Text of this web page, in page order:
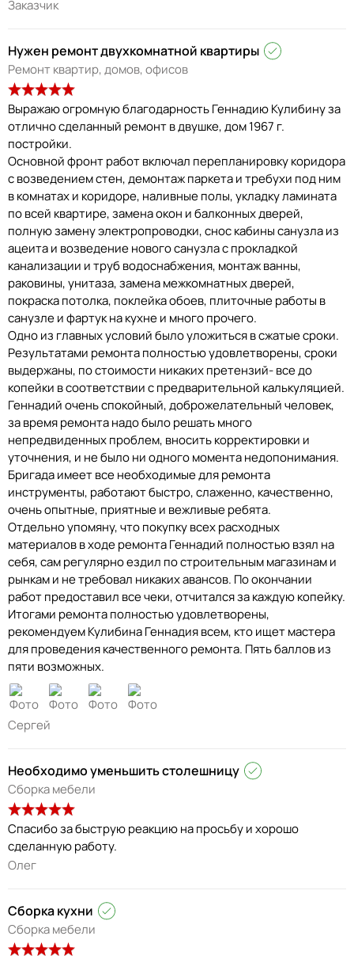
Заказчик
Нужен ремонт двухкомнатной квартиры
Ремонт квартир, домов, офисов
Выражаю огромную благодарность Геннадию Кулибину за
отлично сделанный ремонт в двушке, дом 1967 г.
постройки.
Основной фронт работ включал перепланировку коридора
с возведением стен, демонтаж паркета и требухи под ним
в комнатах и коридоре, наливные полы, укладку ламината
по всей квартире, замена окон и балконных дверей,
полную замену электропроводки, снос кабины санузла из
ацеита и возведение нового санузла с прокладкой
канализации и труб водоснабжения, монтаж ванны,
раковины, унитаза, замена межкомнатных дверей,
покраска потолка, поклейка обоев, плиточные работы в
санузле и фартук на кухне и много прочего.
Одно из главных условий было уложиться в сжатые сроки.
Результатами ремонта полностью удовлетворены, сроки
выдержаны, по стоимости никаких претензий- все до
копейки в соответствии с предварительной калькуляцией.
Геннадий очень спокойный, доброжелательный человек,
за время ремонта надо было решать много
непредвиденных проблем, вносить корректировки и
уточнения, и не было ни одного момента недопонимания.
Бригада имеет все необходимые для ремонта
инструменты, работают быстро, слаженно, качественно,
очень опытные, приятные и вежливые ребята.
Отдельно упомяну, что покупку всех расходных
материалов в ходе ремонта Геннадий полностью взял на
себя, сам регулярно ездил по строительным магазинам и
рынкам и не требовал никаких авансов. По окончании
работ предоставил все чеки, отчитался за каждую копейку.
Итогами ремонта полностью удовлетворены,
рекомендуем Кулибина Геннадия всем, кто ищет мастера
для проведения качественного ремонта. Пять баллов из
пяти возможных.
Сергей
Необходимо уменьшить столешницу
Сборка мебели
Спасибо за быструю реакцию на просьбу и хорошо
сделанную работу.
Олег
Сборка кухни
Сборка мебели